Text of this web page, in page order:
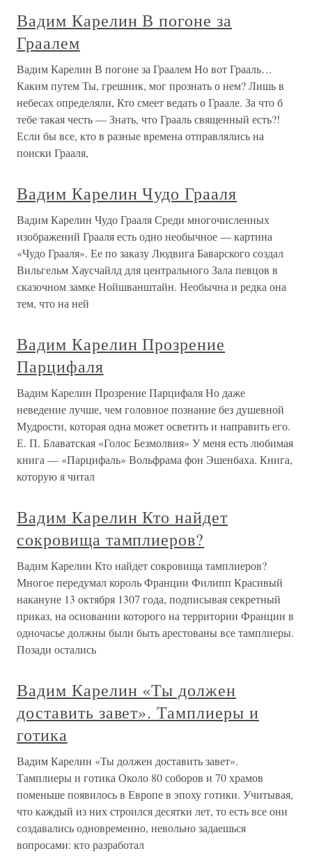
Вадим Карелин В погоне за
Граалем
Вадим Карелин В погоне за Граалем Но вот Грааль…
Каким путем Ты, грешник, мог прознать о нем? Лишь в
небесах определяли, Кто смеет ведать о Граале. За что б
тебе такая честь — Знать, что Грааль священный есть?!
Если бы все, кто в разные времена отправлялись на
поиски Грааля,
Вадим Карелин Чудо Грааля
Вадим Карелин Чудо Грааля Среди многочисленных
изображений Грааля есть одно необычное — картина
«Чудо Грааля». Ее по заказу Людвига Баварского создал
Вильгельм Хаусчайлд для центрального Зала певцов в
сказочном замке Нойшванштайн. Необычна и редка она
тем, что на ней
Вадим Карелин Прозрение
Парцифаля
Вадим Карелин Прозрение Парцифаля Но даже
неведение лучше, чем головное познание без душевной
Мудрости, которая одна может осветить и направить его.
Е. П. Блаватская «Голос Безмолвия» У меня есть любимая
книга — «Парцифаль» Вольфрама фон Эшенбаха. Книга,
которую я читал
Вадим Карелин Кто найдет
сокровища тамплиеров?
Вадим Карелин Кто найдет сокровища тамплиеров?
Многое передумал король Франции Филипп Красивый
накануне 13 октября 1307 года, подписывая секретный
приказ, на основании которого на территории Франции в
одночасье должны были быть арестованы все тамплиеры.
Позади остались
Вадим Карелин «Ты должен
доставить завет». Тамплиеры и
готика
Вадим Карелин «Ты должен доставить завет».
Тамплиеры и готика Около 80 соборов и 70 храмов
поменьше появилось в Европе в эпоху готики. Учитывая,
что каждый из них строился десятки лет, то есть все они
создавались одновременно, невольно задаешься
вопросами: кто разработал